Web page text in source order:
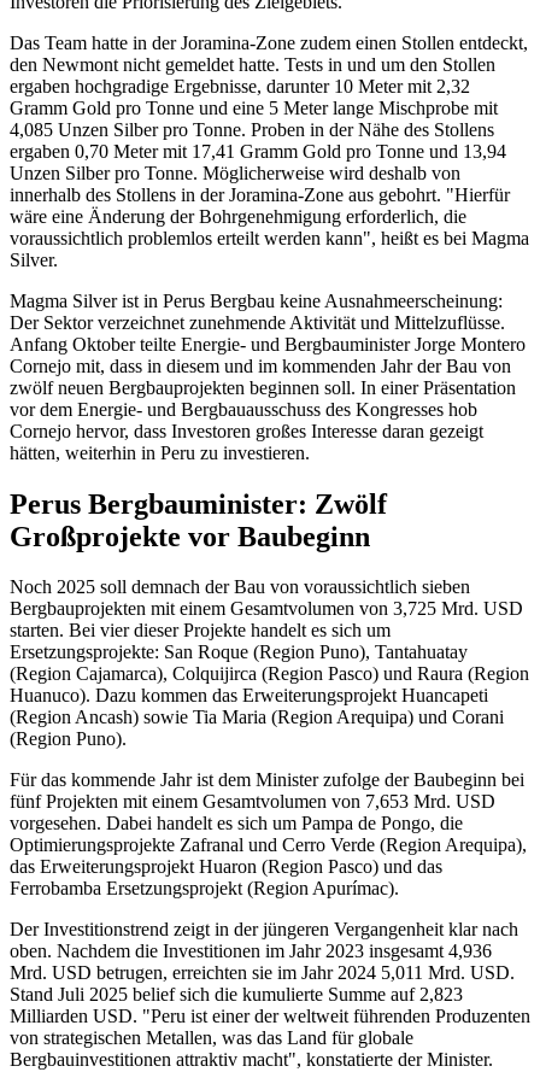
Das Team hatte in der Joramina-Zone zudem einen Stollen entdeckt,
den Newmont nicht gemeldet hatte. Tests in und um den Stollen
ergaben hochgradige Ergebnisse, darunter 10 Meter mit 2,32
Gramm Gold pro Tonne und eine 5 Meter lange Mischprobe mit
4,085 Unzen Silber pro Tonne. Proben in der Nähe des Stollens
ergaben 0,70 Meter mit 17,41 Gramm Gold pro Tonne und 13,94
Unzen Silber pro Tonne. Möglicherweise wird deshalb von
innerhalb des Stollens in der Joramina-Zone aus gebohrt. "Hierfür
wäre eine Änderung der Bohrgenehmigung erforderlich, die
voraussichtlich problemlos erteilt werden kann", heißt es bei Magma
Silver.
Magma Silver ist in Perus Bergbau keine Ausnahmeerscheinung:
Der Sektor verzeichnet zunehmende Aktivität und Mittelzuflüsse.
Anfang Oktober teilte Energie- und Bergbauminister Jorge Montero
Cornejo mit, dass in diesem und im kommenden Jahr der Bau von
zwölf neuen Bergbauprojekten beginnen soll. In einer Präsentation
vor dem Energie- und Bergbauausschuss des Kongresses hob
Cornejo hervor, dass Investoren großes Interesse daran gezeigt
hätten, weiterhin in Peru zu investieren.
Perus Bergbauminister: Zwölf
Großprojekte vor Baubeginn
Noch 2025 soll demnach der Bau von voraussichtlich sieben
Bergbauprojekten mit einem Gesamtvolumen von 3,725 Mrd. USD
starten. Bei vier dieser Projekte handelt es sich um
Ersetzungsprojekte: San Roque (Region Puno), Tantahuatay
(Region Cajamarca), Colquijirca (Region Pasco) und Raura (Region
Huanuco). Dazu kommen das Erweiterungsprojekt Huancapeti
(Region Ancash) sowie Tia Maria (Region Arequipa) und Corani
(Region Puno).
Für das kommende Jahr ist dem Minister zufolge der Baubeginn bei
fünf Projekten mit einem Gesamtvolumen von 7,653 Mrd. USD
vorgesehen. Dabei handelt es sich um Pampa de Pongo, die
Optimierungsprojekte Zafranal und Cerro Verde (Region Arequipa),
das Erweiterungsprojekt Huaron (Region Pasco) und das
Ferrobamba Ersetzungsprojekt (Region Apurímac).
Der Investitionstrend zeigt in der jüngeren Vergangenheit klar nach
oben. Nachdem die Investitionen im Jahr 2023 insgesamt 4,936
Mrd. USD betrugen, erreichten sie im Jahr 2024 5,011 Mrd. USD.
Stand Juli 2025 belief sich die kumulierte Summe auf 2,823
Milliarden USD. "Peru ist einer der weltweit führenden Produzenten
von strategischen Metallen, was das Land für globale
Bergbauinvestitionen attraktiv macht", konstatierte der Minister.